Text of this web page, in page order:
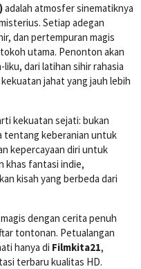
adalah atmosfer sinematiknya
Setiap adegan
dan pertempuran magis
utama. Penonton akan
dari latihan sihir rahasia
jahat yang jauh lebih
kekuatan sejati: bukan
tentang keberanian untuk
kepercayaan diri untuk
khas fantasi indie,
kisah yang berbeda dari
dengan cerita penuh
tontonan. Petualangan
hanya di Filmkita21,
terbaru kualitas HD.